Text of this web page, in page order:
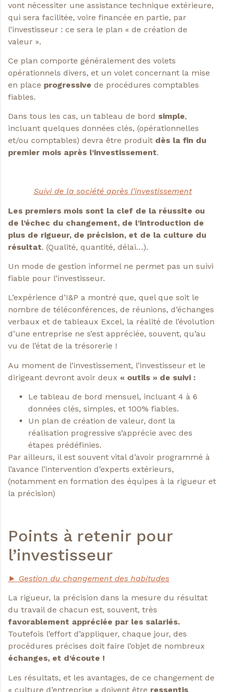
vont nécessiter une assistance technique extérieure,
qui sera facilitée, voire financée en partie, par
l’investisseur : ce sera le plan « de création de
valeur ».
Ce plan comporte généralement des volets
opérationnels divers, et un volet concernant la mise
en place progressive de procédures comptables
fiables.
Dans tous les cas, un tableau de bord simple,
incluant quelques données clés, (opérationnelles
et/ou comptables) devra être produit dès la fin du
premier mois après l’investissement.
Suivi de la société après l’investissement
Les premiers mois sont la clef de la réussite ou
de l’échec du changement, de l’introduction de
plus de rigueur, de précision, et de la culture du
résultat. (Qualité, quantité, délai…).
Un mode de gestion informel ne permet pas un suivi
fiable pour l’investisseur.
L’expérience d’I&P a montré que, quel que soit le
nombre de téléconférences, de réunions, d’échanges
verbaux et de tableaux Excel, la réalité de l’évolution
d’une entreprise ne s’est appréciée, souvent, qu’au
vu de l’état de la trésorerie !
Au moment de l’investissement, l’investisseur et le
dirigeant devront avoir deux « outils » de suivi :
Le tableau de bord mensuel, incluant 4 à 6
données clés, simples, et 100% fiables.
Un plan de création de valeur, dont la
réalisation progressive s’apprécie avec des
étapes prédéfinies.
Par ailleurs, il est souvent vital d’avoir programmé à
l’avance l’intervention d’experts extérieurs,
(notamment en formation des équipes à la rigueur et
la précision)
Points à retenir pour
l’investisseur
► Gestion du changement des habitudes
La rigueur, la précision dans la mesure du résultat
du travail de chacun est, souvent, très
favorablement appréciée par les salariés.
Toutefois l’effort d’appliquer, chaque jour, des
procédures précises doit faire l’objet de nombreux
échanges, et d’écoute !
Les résultats, et les avantages, de ce changement de
« culture d’entreprise » doivent être ressentis